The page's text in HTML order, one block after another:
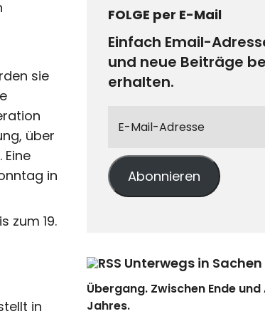
sie
über
in
zum 19.
in
FOLGE per E-Mail
Einfach Email-
und neue Beiträge
erhalten.
Abonnieren
Unterwegs in
Übergang. Zwischen Ende
Jahres.